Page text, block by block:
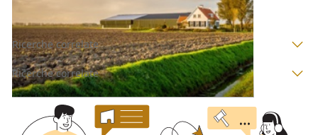
Ricerche correlate
Ricerche correlate